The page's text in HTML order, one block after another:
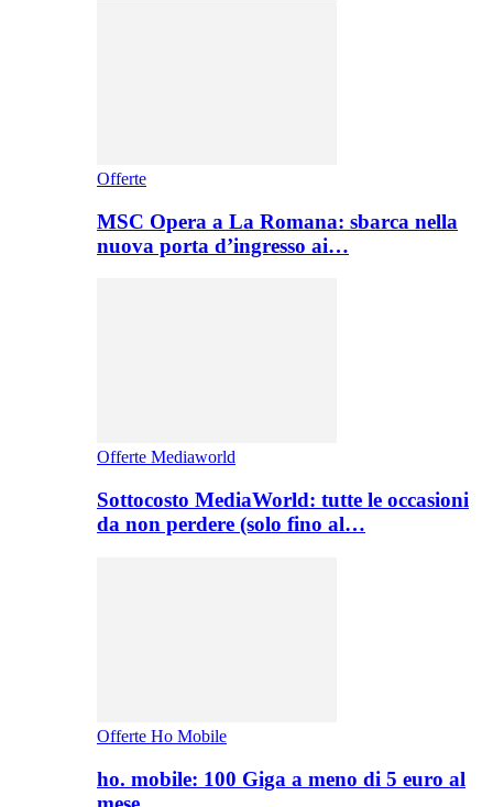
Offerte
MSC Opera a La Romana: sbarca nella
nuova porta d’ingresso ai…
Offerte Mediaworld
Sottocosto MediaWorld: tutte le occasioni
da non perdere (solo fino al…
Offerte Ho Mobile
ho. mobile: 100 Giga a meno di 5 euro al